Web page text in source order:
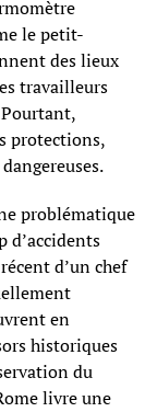
le petit-
des lieux
travailleurs
protections,
problématique
d’accidents
d’un chef
en
historiques
du
livre une